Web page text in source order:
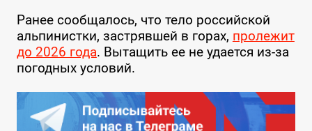
Ранее сообщалось, что тело российской
альпинистки, застрявшей в горах, пролежит
до 2026 года. Вытащить ее не удается из-за
погодных условий.